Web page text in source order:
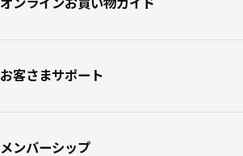
オンラインお買い物ガイド
お客さまサポート
メンバーシップ